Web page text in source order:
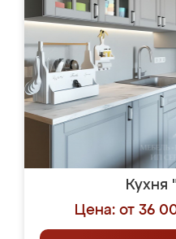
Кухня
Цена: от 36